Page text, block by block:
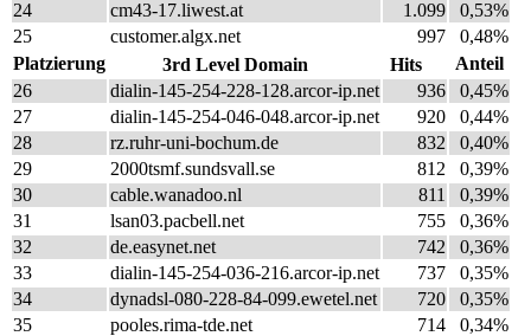
24 cm43-17.liwest.at 1.099
0,53%
25
customer.algx.net 997
0,48%
Platzierung
3rd Level Domain Hits
Anteil
26
dialin-145-254-228-128.arcor-ip.net 936
0,45%
27
dialin-145-254-046-048.arcor-ip.net 920
0,44%
28
rz.ruhr-uni-bochum.de 832
0,40%
29
2000tsmf.sundsvall.se 812
0,39%
30
cable.wanadoo.nl 811
0,39%
31
lsan03.pacbell.net 755
0,36%
32
de.easynet.net 742
0,36%
33
dialin-145-254-036-216.arcor-ip.net 737
0,35%
34
dynadsl-080-228-84-099.ewetel.net 720
0,35%
35
pooles.rima-tde.net 714
0,34%